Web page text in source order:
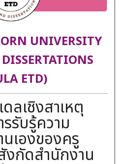
UNIVERSITY
ETD)
ลเชิงสาเหตุ
รับรู้ความ
เองของครู
กัดสำนักงาน